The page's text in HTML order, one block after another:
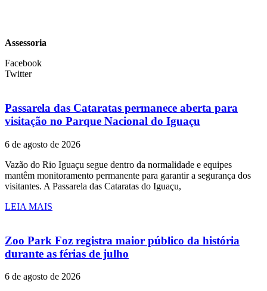
Assessoria
Facebook
Twitter
Passarela das Cataratas permanece aberta para
visitação no Parque Nacional do Iguaçu
6 de agosto de 2026
Vazão do Rio Iguaçu segue dentro da normalidade e equipes
mantêm monitoramento permanente para garantir a segurança dos
visitantes. A Passarela das Cataratas do Iguaçu,
LEIA MAIS
Zoo Park Foz registra maior público da história
durante as férias de julho
6 de agosto de 2026